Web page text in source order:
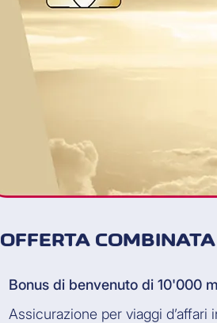
OFFERTA
Bonus di benvenuto di 10'000
Assicurazione per viaggi d’affari